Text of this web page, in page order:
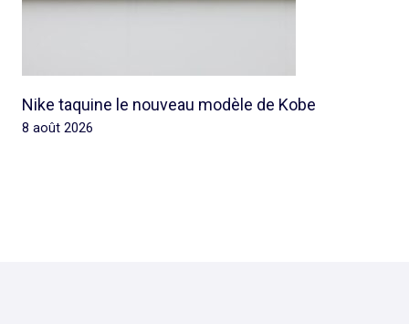
Nike taquine le nouveau modèle de Kobe
8 août 2026